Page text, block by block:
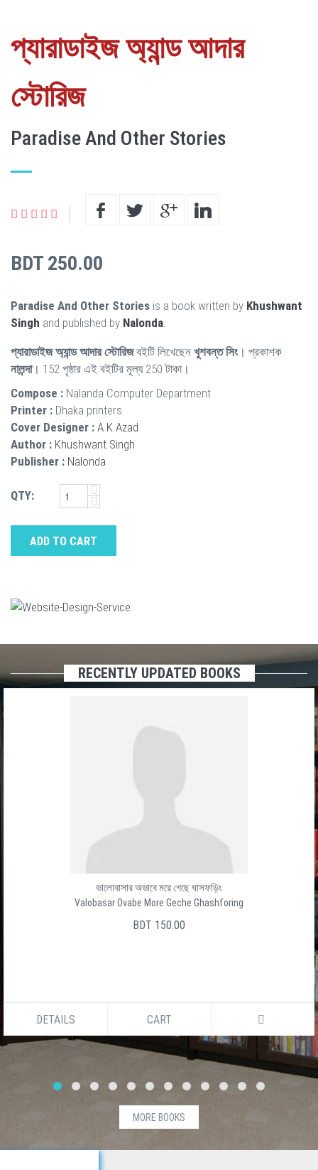
প্যারাডাইজ অ্যান্ড আদার
স্টোরিজ
Paradise And Other Stories
BDT 250.00
Paradise And Other Stories is a book written by Khushwant
Singh and published by Nalonda
প্যারাডাইজ অ্যান্ড আদার স্টোরিজবইটি লিখেছেন খুশবন্ত সিং। প্রকাশক
নালন্দা। 152 পৃষ্ঠার এই বইটির মূল্য 250 টাকা।
Compose : Nalanda Computer Department
Printer : Dhaka printers
Cover Designer : A K Azad
Author : Khushwant Singh
Publisher : Nalonda
QTY:
ADD TO CART
RECENTLY UPDATED BOOKS
ভালোবাসার অভাবে মরে গেছে ঘাসফড়িং
Valobasar Ovabe More Geche Ghashforing
BDT 150.00
DETAILS CART
MORE BOOKS